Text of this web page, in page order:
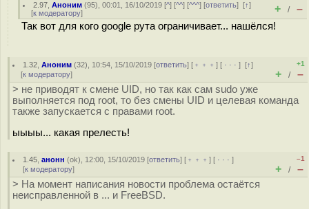
2.97 ,Аноним (95), 00:01, 16/10/2019 [^] [^^] [^^^] [ответить][↑]
[к модератору] + / –
Так вот для кого google рута ограничивает... нашёлся!
1.32 ,Аноним (32), 10:54, 15/10/2019 [ответить] [ ﹢﹢﹢] [ · · ·][↑]
[к модератору]
+1
+ / –
> не приводят к смене UID, но так как сам sudo уже
выполняется под root, то без смены UID и целевая команда
также запускается с правами root.
ыыыы... какая прелесть!
1.45 ,анонн (ok), 12:00, 15/10/2019 [ответить] [ ﹢﹢﹢] [ · · ·]
[к модератору]
–1
+ / –
> На момент написания новости проблема остаётся
неисправленной в ... и FreeBSD.